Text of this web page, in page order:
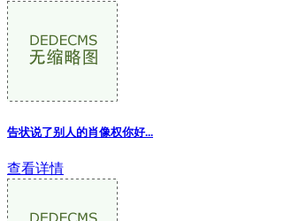
告状说了别人的肖像权你好...
查看详情